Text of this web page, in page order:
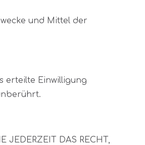
und Mittel der
erteilte Einwilligung
JEDERZEIT DAS RECHT,